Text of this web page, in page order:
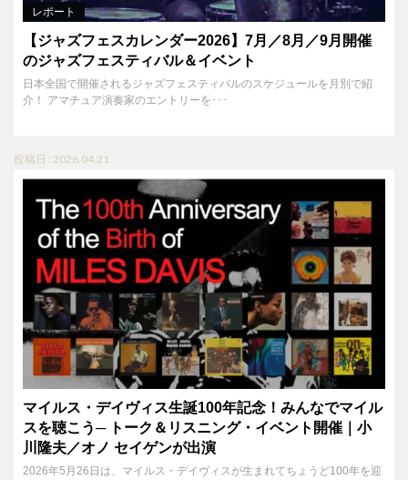
レポート
【ジャズフェスカレンダー2026】7月／8月／9月開催
のジャズフェスティバル＆イベント
日本全国で開催されるジャズフェスティバルのスケジュールを月別で紹
介！ アマチュア演奏家のエントリーを･･･
投稿日 : 2026.04.21
マイルス・デイヴィス生誕100年記念！みんなでマイル
スを聴こう─ トーク＆リスニング・イベント開催｜小
川隆夫／オノ セイゲンが出演
2026年5月26日は、マイルス・デイヴィスが生まれてちょうど100年を迎